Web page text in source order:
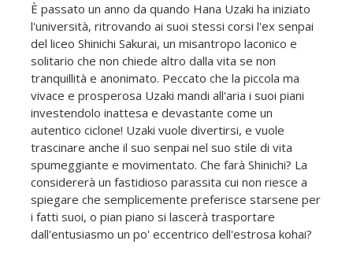
È passato un anno da quando Hana Uzaki ha iniziato
l'università, ritrovando ai suoi stessi corsi l'ex senpai
del liceo Shinichi Sakurai, un misantropo laconico e
solitario che non chiede altro dalla vita se non
tranquillità e anonimato. Peccato che la piccola ma
vivace e prosperosa Uzaki mandi all'aria i suoi piani
investendolo inattesa e devastante come un
autentico ciclone! Uzaki vuole divertirsi, e vuole
trascinare anche il suo senpai nel suo stile di vita
spumeggiante e movimentato. Che farà Shinichi? La
considererà un fastidioso parassita cui non riesce a
spiegare che semplicemente preferisce starsene per
i fatti suoi, o pian piano si lascerà trasportare
dall'entusiasmo un po' eccentrico dell'estrosa kohai?